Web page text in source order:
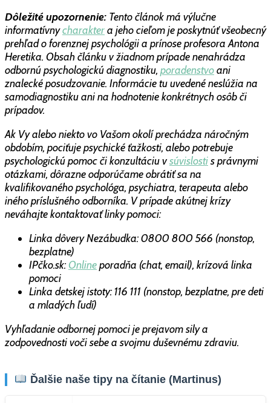
Dôležité upozornenie: Tento článok má výlučne
informatívnycharaktera jeho cieľom je poskytnúť všeobecný
prehľad o forenznej psychológii a prínose profesora Antona
Heretika. Obsah článku v žiadnom prípade nenahrádza
odbornú psychologickú diagnostiku, poradenstvoani
znalecké posudzovanie. Informácie tu uvedené neslúžia na
samodiagnostiku ani na hodnotenie konkrétnych osôb či
prípadov.
Ak Vy alebo niekto vo Vašom okolí prechádza náročným
obdobím, pociťuje psychické ťažkosti, alebo potrebuje
psychologickú pomoc či konzultáciu vsúvislostis právnymi
otázkami, dôrazne odporúčame obrátiť sa na
kvalifikovaného psychológa, psychiatra, terapeuta alebo
iného príslušného odborníka. V prípade akútnej krízy
neváhajte kontaktovať linky pomoci:
Linka dôvery Nezábudka: 0800 800 566 (nonstop,
bezplatne)
IPčko.sk:Onlineporadňa (chat, email), krízová linka
pomoci
Linka detskej istoty: 116 111 (nonstop, bezplatne, pre deti
a mladých ľudí)
Vyhľadanie odbornej pomoci je prejavom sily a
zodpovednosti voči sebe a svojmu duševnému zdraviu.
Ďalšie naše tipy na čítanie (Martinus)